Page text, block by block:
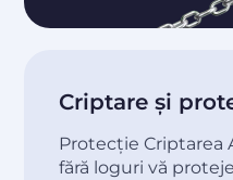
Criptare și
Protecție Criptarea
fără loguri vă